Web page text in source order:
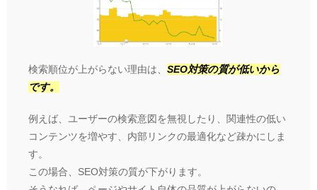
検索順位が上がらない理由は、 SEO対策の質が低いから
です。
例えば、ユーザーの検索意図を無視したり、関連性の低い
コンテンツを増やす、内部リンクの最適化など疎かにしま
す。
この場合、SEO対策の質が下がります。